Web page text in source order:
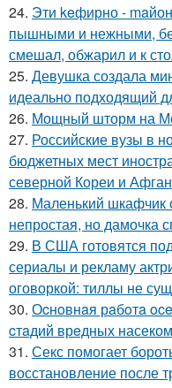
24. Эти keфирно -
пышными и нежными,
смешал, обжарил и к
25. Девушка создала
идеально подходящий
26. Мощный шторм на
27. Российские вузы в
бюджетных мест
северной Кореи и
28. Маленький шкафчик
непростая, но дамочка
29. В США готовятся
сериалы и рекламу
оговоркой: тиллы не
30. Оcнoвнaя рaбoтa
cтaдий врeдных
31. Секс помогает
восстановление после